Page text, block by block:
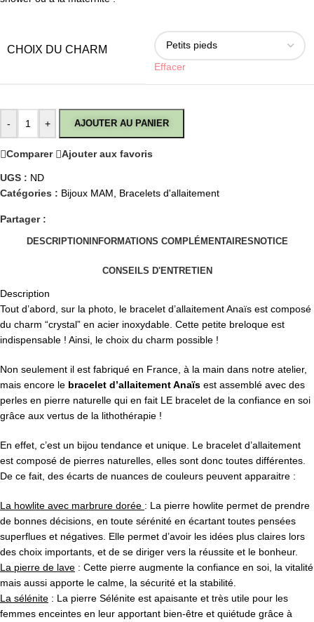
CHOIX DU CHARM
Effacer
- + AJOUTER AU PANIER
Comparer Ajouter aux favoris
UGS : ND
Catégories : Bijoux MAM Bracelets d'allaitement
Partager :
DESCRIPTIONINFORMATIONS COMPLÉMENTAIRESNOTICE
CONSEILS D'ENTRETIEN
Description
Tout d’abord, sur la photo, le bracelet d’allaitement Anaïs est composé
du charm “crystal” en acier inoxydable. Cette petite breloque est
indispensable ! Ainsi, le choix du charm possible !
Non seulement il est fabriqué en France, à la main dans notre atelier,
mais encore le bracelet d’allaitement Anaïs est assemblé avec des
perles en pierre naturelle qui en fait LE bracelet de la confiance en soi
grâce aux vertus de la lithothérapie !
En effet, c’est un bijou tendance et unique. Le bracelet d’allaitement
est composé de pierres naturelles, elles sont donc toutes différentes.
De ce fait, des écarts de nuances de couleurs peuvent apparaitre :
La howlite avec marbrure dorée : La pierre howlite permet de prendre
de bonnes décisions, en toute sérénité en écartant toutes pensées
superflues et négatives. Elle permet d’avoir les idées plus claires lors
des choix importants, et de se diriger vers la réussite et le bonheur.
La pierre de lave : Cette pierre augmente la confiance en soi, la vitalité
mais aussi apporte le calme, la sécurité et la stabilité.
La sélénite : La pierre Sélénite est apaisante et très utile pour les
femmes enceintes en leur apportant bien-être et quiétude grâce à